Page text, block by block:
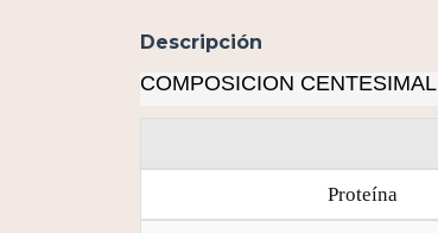
Descripción
COMPOSICION CENTESIMAL
Proteína